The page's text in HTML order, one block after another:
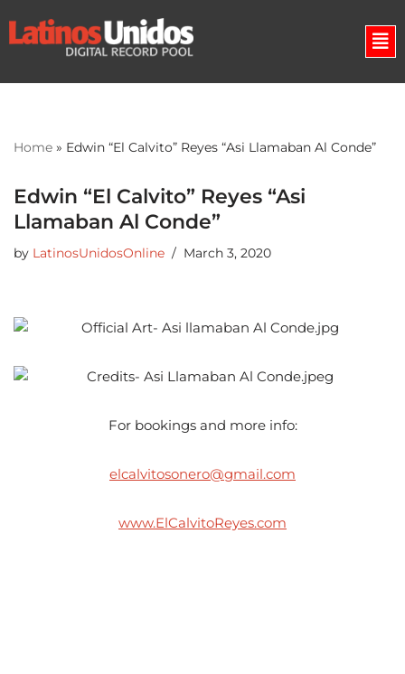
Skip
Home » Edwin “El Calvito” Reyes “Asi Llamaban Al Conde”
Edwin “El Calvito” Reyes “Asi
Llamaban Al Conde”
by LatinosUnidosOnline March 3, 2020
For bookings and more info:
elcalvitosonero@gmail.com
www.ElCalvitoReyes.com